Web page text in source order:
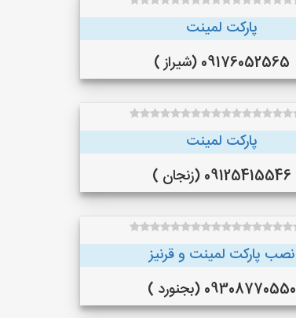
پارکت لمینت
09176052565 (شیراز )
پارکت لمینت
09125415546 (زنجان )
نصب پارکت لمینت و قرنیز
09308770550 (بجنورد )